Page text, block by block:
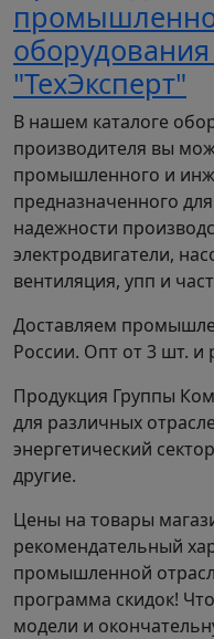
использоваться для
насосами,
компрессорами,
оборудованием.
СИСТЕМА
INSTART СЕРИИ
2: Режим G –
3: Мощность
общепромышленного
4: Режим P – насосный
5: Мощность
насосного режима (P)
6: Номинальное
50/60Гц
7: Встроенный
8: Дополнительное
лаком
9: Защитное
"ТехЭксперт"
В нашем каталоге
производителя вы
промышленного и
предназначенного
надежности
электродвигатели,
вентиляция, упп и
Доставляем
России. Опт от 3 шт. и
Продукция Группы
для различных
энергетический
другие.
Цены на товары
рекомендательный
промышленной
программа скидок!
модели и